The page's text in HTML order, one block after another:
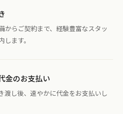
からご契約まで、経験豊富なスタッ
します。
金のお支払い
渡し後、速やかに代金をお支払いし